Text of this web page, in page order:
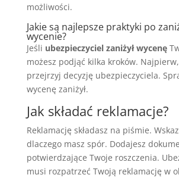
możliwości.
Jakie są najlepsze praktyki po
wycenie?
Jeśli ubezpieczyciel zaniżył wycenę
możesz podjąć kilka kroków.
przejrzyj decyzję ubezpieczyciela.
wycenę zaniżył.
Jak składać reklamacje?
Reklamację składasz na piśmie.
dlaczego masz spór. Dodajesz
potwierdzające Twoje roszczenia.
musi rozpatrzeć Twoją reklamację w